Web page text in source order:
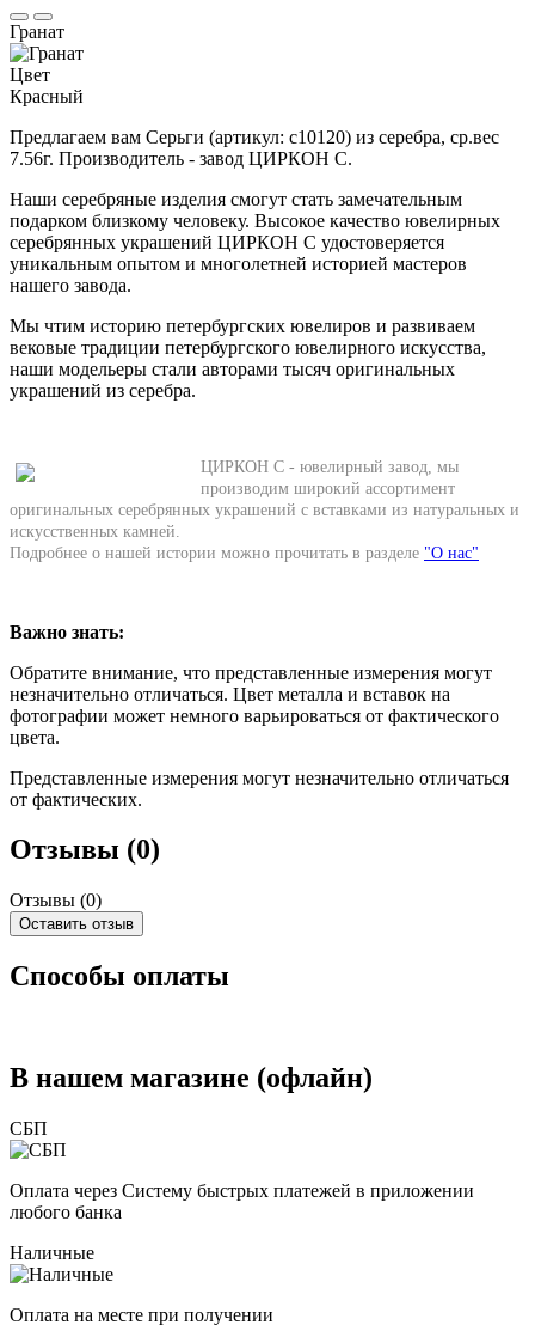
Гранат
Цвет
Красный
Предлагаем вам Серьги (артикул: с10120) из серебра, ср.вес
7.56г. Производитель - завод ЦИРКОН С.
Наши серебряные изделия смогут стать замечательным
подарком близкому человеку. Высокое качество ювелирных
серебрянных украшений ЦИРКОН С удостоверяется
уникальным опытом и многолетней историей мастеров
нашего завода.
Мы чтим историю петербургских ювелиров и развиваем
вековые традиции петербургского ювелирного искусства,
наши модельеры стали авторами тысяч оригинальных
украшений из серебра.
ЦИРКОН С - ювелирный завод, мы
производим широкий ассортимент
оригинальных серебрянных украшений с вставками из натуральных и
искусственных камней.
Подробнее о нашей истории можно прочитать в разделе "О нас"
Важно знать:
Обратите внимание, что представленные измерения могут
незначительно отличаться. Цвет металла и вставок на
фотографии может немного варьироваться от фактического
цвета.
Представленные измерения могут незначительно отличаться
от фактических.
Отзывы (0)
Отзывы (0)
Оставить отзыв
Способы оплаты
В нашем магазине (офлайн)
СБП
Оплата через Систему быстрых платежей в приложении
любого банка
Наличные
Оплата на месте при получении